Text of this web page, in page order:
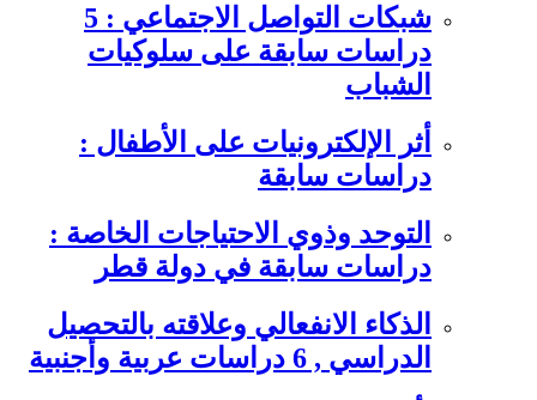
شبكات التواصل الاجتماعي : 5
دراسات سابقة على سلوكيات
الشباب
أثر الإلكترونيات على الأطفال :
دراسات سابقة
التوحد وذوي الاحتياجات الخاصة :
دراسات سابقة في دولة قطر
الذكاء الانفعالي وعلاقته بالتحصيل
الدراسي , 6 دراسات عربية وأجنبية